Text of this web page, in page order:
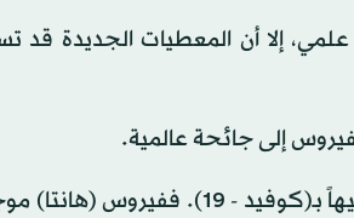
إلا أن المعطيات الجديدة قد
إلى جائحة عالمية.
وقال البروفسور بول هنتر، من جامعة إيست أنجليا: «لن يكون هذا الفيروس شبيهاً